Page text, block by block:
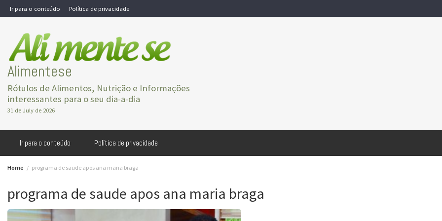
Skip
to
Ir para o conteúdo Política de privacidade
Alimentese
Rótulos de Alimentos, Nutrição e Informações
interessantes para o seu dia-a-dia
31 de July de 2026
Ir para o conteúdo Política de privacidade
Home programa de saude apos ana maria braga
programa de saude apos ana maria braga